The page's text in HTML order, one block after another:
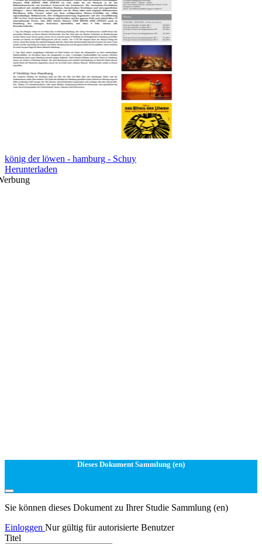
könig der löwen - hamburg - Schuy
Herunterladen
Dieses Dokument Sammlung (en)
Sie können dieses Dokument zu Ihrer Studie Sammlung (en)
Einloggen Nur gültig für autorisierte Benutzer
Titel